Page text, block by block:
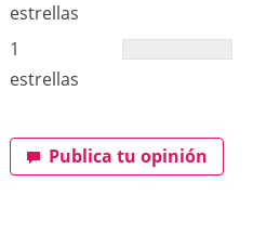
estrellas
1
estrellas
Publica tu opinión